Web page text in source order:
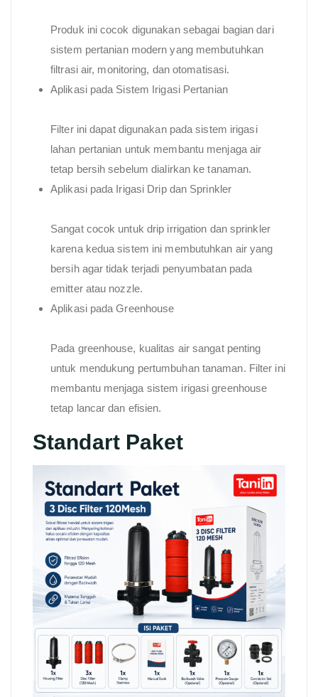
Produk ini cocok digunakan sebagai bagian dari
sistem pertanian modern yang membutuhkan
filtrasi air, monitoring, dan otomatisasi.
Aplikasi pada Sistem Irigasi Pertanian
Filter ini dapat digunakan pada sistem irigasi
lahan pertanian untuk membantu menjaga air
tetap bersih sebelum dialirkan ke tanaman.
Aplikasi pada Irigasi Drip dan Sprinkler
Sangat cocok untuk drip irrigation dan sprinkler
karena kedua sistem ini membutuhkan air yang
bersih agar tidak terjadi penyumbatan pada
emitter atau nozzle.
Aplikasi pada Greenhouse
Pada greenhouse, kualitas air sangat penting
untuk mendukung pertumbuhan tanaman. Filter ini
membantu menjaga sistem irigasi greenhouse
tetap lancar dan efisien.
Standart Paket